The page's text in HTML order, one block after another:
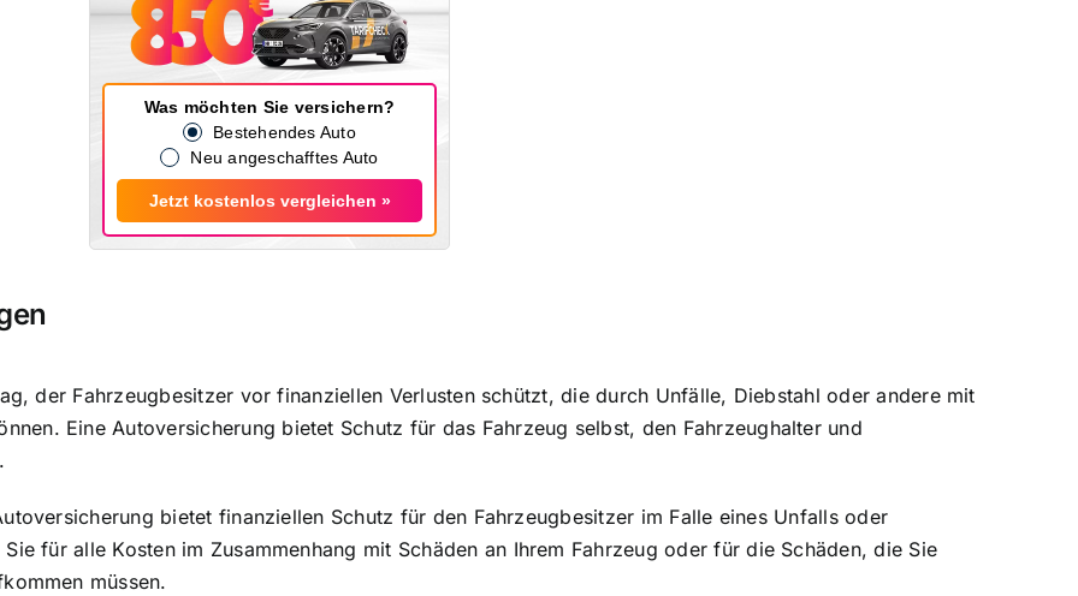
Was möchten Sie versichern?
Bestehendes Auto
Neu angeschafftes Auto
Jetzt kostenlos vergleichen »
der Fahrzeugbesitzer vor finanziellen Verlusten schützt, die durch Unfälle, Diebstahl oder andere mit
Eine Autoversicherung bietet Schutz für das Fahrzeug selbst, den Fahrzeughalter und
bietet finanziellen Schutz für den Fahrzeugbesitzer im Falle eines Unfalls oder
für alle Kosten im Zusammenhang mit Schäden an Ihrem Fahrzeug oder für die Schäden, die Sie
müssen.